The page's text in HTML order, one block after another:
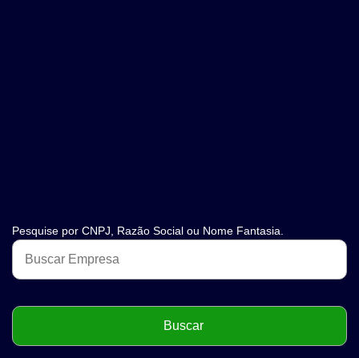
Pesquise por CNPJ, Razão Social ou Nome Fantasia.